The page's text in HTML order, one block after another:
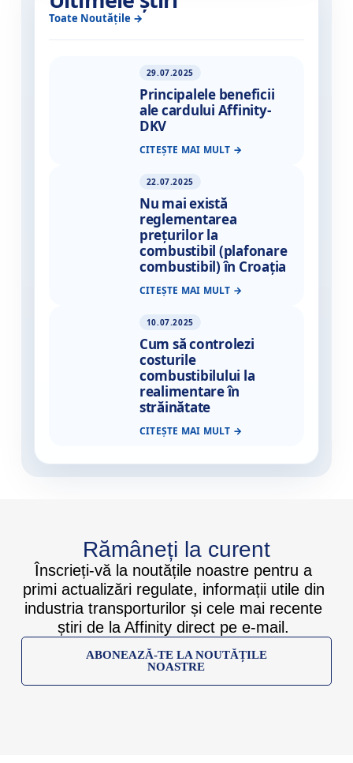
Toate Noutățile
29.07.2025
Principalele beneficii
ale cardului Affinity-
DKV
CITEȘTE MAI MULT
22.07.2025
Nu mai există
reglementarea
prețurilor la
combustibil (plafonare
combustibil) în Croația
CITEȘTE MAI MULT
10.07.2025
Cum să controlezi
costurile
combustibilului la
realimentare în
străinătate
CITEȘTE MAI MULT
Rămâneți la curent
Înscrieți-vă la noutățile noastre pentru a
primi actualizări regulate, informații utile din
industria transporturilor și cele mai recente
știri de la Affinity direct pe e-mail.
ABONEAZĂ-TE LA NOUTĂȚILE
NOASTRE